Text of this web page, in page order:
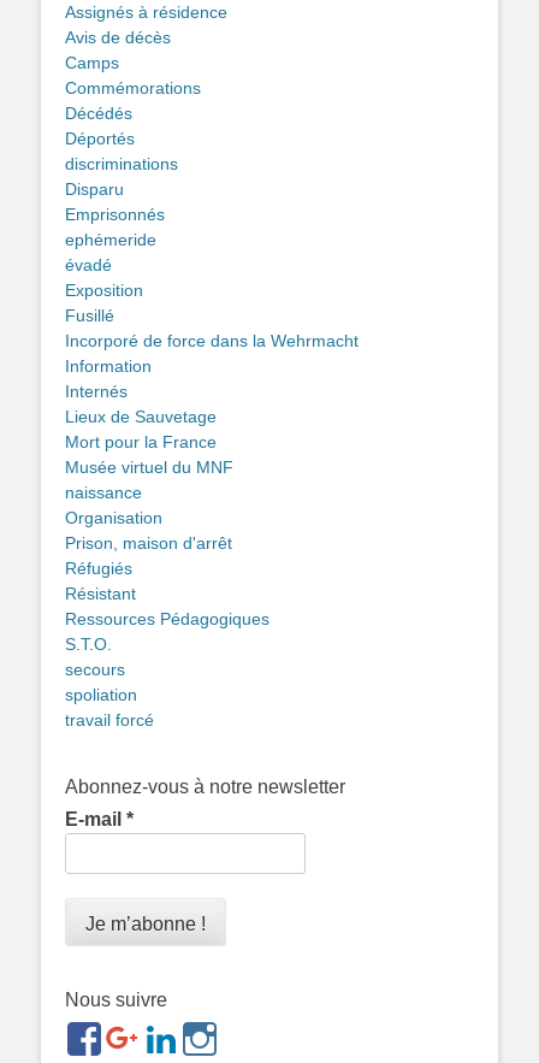
Assignés à résidence
Avis de décès
Camps
Commémorations
Décédés
Déportés
discriminations
Disparu
Emprisonnés
ephémeride
évadé
Exposition
Fusillé
Incorporé de force dans la Wehrmacht
Information
Internés
Lieux de Sauvetage
Mort pour la France
Musée virtuel du MNF
naissance
Organisation
Prison, maison d'arrêt
Réfugiés
Résistant
Ressources Pédagogiques
S.T.O.
secours
spoliation
travail forcé
Abonnez-vous à notre newsletter
E-mail *
Nous suivre
https://www.facebook.com/groups/
ref=br_rs
https://plus.google.com/b/
https://www.linkedin.com/in/gigi-
bonin-